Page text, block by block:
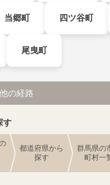
当郷町 四ツ谷町
尾曳町
の経路
す
都道府県から
探す
群馬県の
町村一